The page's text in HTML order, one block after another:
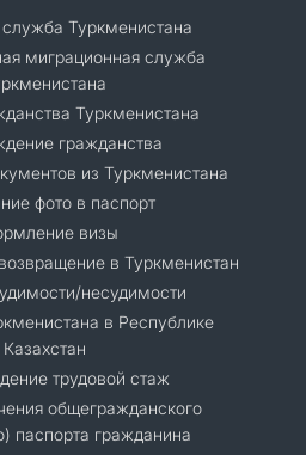
служба Туркменистана
миграционная служба
Туркменистана
гражданства
из Туркменистана
фото в паспорт
визы
в Туркменистан
несудимости
в Республике
Казахстан
трудовой стаж
общегражданского
паспорта гражданина